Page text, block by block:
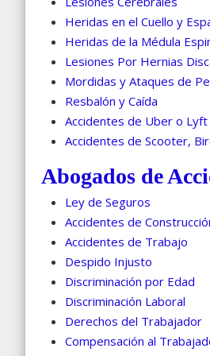
Heridas en el Cuello y
Heridas de la Médula
Lesiones Por Hernias
Mordidas y Ataques de
Resbalón y Caída
Accidentes de Uber o Lyft
Accidentes de Scooter,
Abogados de
Ley de Seguros
Accidentes de
Accidentes de Trabajo
Despido Injusto
Discriminación por Edad
Discriminación Laboral
Derechos del Trabajador
Compensación al